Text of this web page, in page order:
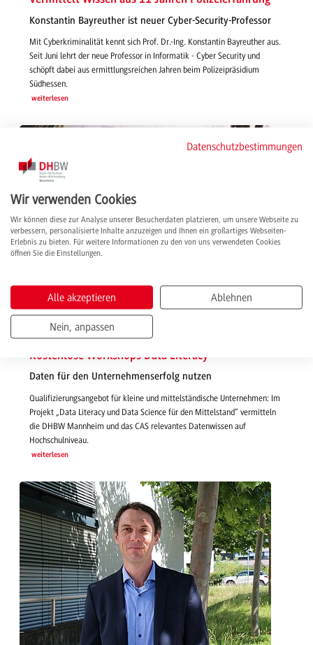
Konstantin Bayreuther ist neuer Cyber-Security-Professor
Mit Cyberkriminalität kennt sich Prof. Dr.-Ing. Konstantin Bayreuther aus.
Seit Juni lehrt der neue Professor in Informatik - Cyber Security und
schöpft dabei aus ermittlungsreichen Jahren beim Polizeipräsidium
Südhessen.
weiterlesen
14.07.2020 | News
Kostenlose Workshops Data Literacy
Daten für den Unternehmenserfolg nutzen
Qualifizierungsangebot für kleine und mittelständische Unternehmen: Im
Projekt „Data Literacy und Data Science für den Mittelstand“ vermitteln
die DHBW Mannheim und das CAS relevantes Datenwissen auf
Hochschulniveau.
weiterlesen
Datenschutzbestimmungen
Wir verwenden Cookies
Wir können diese zur Analyse unserer Besucherdaten platzieren, um unsere Webseite zu
verbessern, personalisierte Inhalte anzuzeigen und Ihnen ein großartiges Webseiten-
Erlebnis zu bieten. Für weitere Informationen zu den von uns verwendeten Cookies
öffnen Sie die Einstellungen.
Alle akzeptieren Ablehnen
Nein, anpassen